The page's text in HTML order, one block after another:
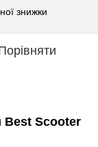
знижки
Best Scooter